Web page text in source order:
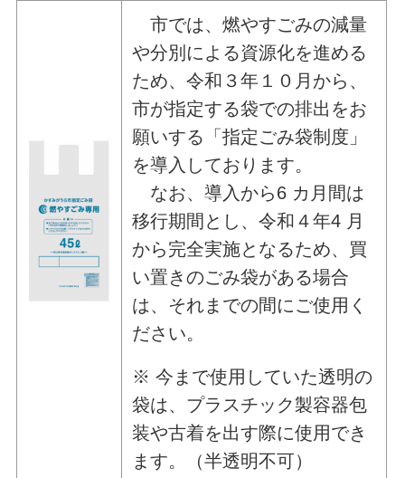
市では、燃やすごみの減量
や分別による資源化を進める
ため、令和３年１０月から、
市が指定する袋での排出をお
願いする「指定ごみ袋制度」
を導入しております。
なお、導入から6 カ月間は
移行期間とし、令和４年4 月
から完全実施となるため、買
い置きのごみ袋がある場合
は、それまでの間にご使用く
ださい。
※ 今まで使用していた透明の
袋は、プラスチック製容器包
装や古着を出す際に使用でき
ます。（半透明不可）